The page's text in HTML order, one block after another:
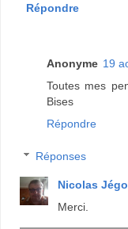
Répondre
Anonyme 19
Toutes mes
Bises
Répondre
Réponses
Nicolas
Merci.